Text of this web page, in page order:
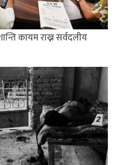
कायम राख्न सर्वदलीय